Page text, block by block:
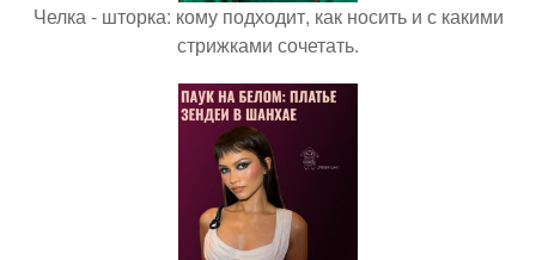
Челка - шторка: кому подходит, как носить и с какими
стрижками сочетать.